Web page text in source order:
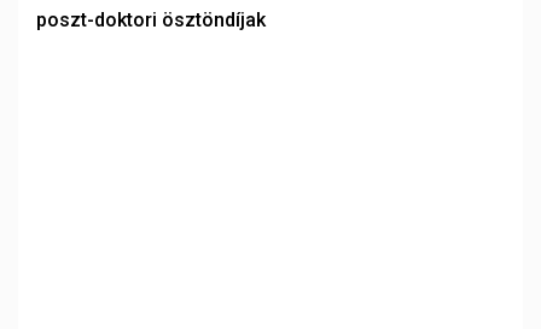
poszt-doktori ösztöndíjak